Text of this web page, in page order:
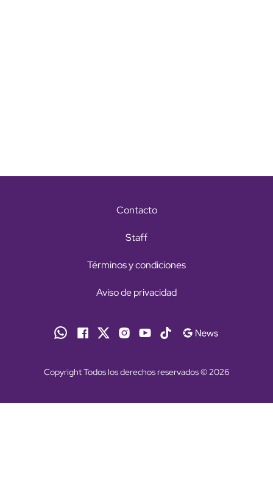
Contacto
Staff
Términos y condiciones
Aviso de privacidad
Copyright Todos los derechos reservados © 2026